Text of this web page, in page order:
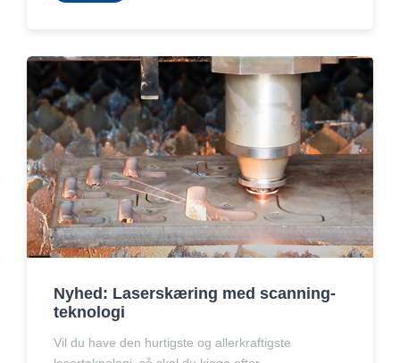
Nyhed: Laserskæring med scanning-
teknologi
Vil du have den hurtigste og allerkraftigste